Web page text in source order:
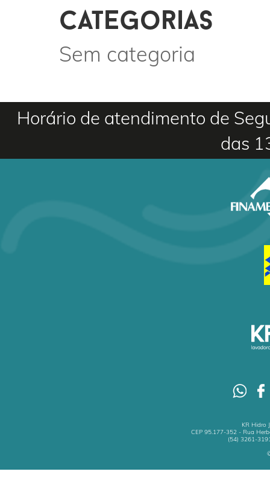
categorias
Sem categoria
Horário de atendimento de
das
KR Hidro
CEP 95.177-352 - Rua
(54) 3261-